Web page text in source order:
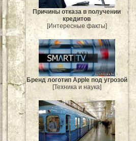
Причины отказа в получении
кредитов
[Интересные факты]
Бренд логотип Apple под угрозой
[Техника и наука]